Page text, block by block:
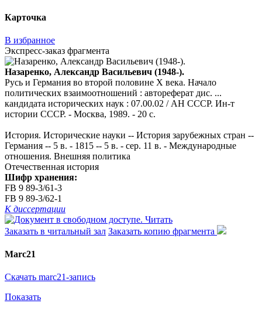
Карточка
В избранное
Экспресс-заказ фрагмента
Назаренко, Александр Васильевич (1948-).
Русь и Германия во второй половине Х века. Начало
политических взаимоотношений : автореферат дис. ...
кандидата исторических наук : 07.00.02 / АН СССР. Ин-т
истории СССР. - Москва, 1989. - 20 с.
История. Исторические науки -- История зарубежных стран --
Германия -- 5 в. - 1815 -- 5 в. - сер. 11 в. - Международные
отношения. Внешняя политика
Отечественная история
Шифр хранения:
FB 9 89-3/61-3
FB 9 89-3/62-1
К диссертации
Читать
Заказать в читальный зал Заказать копию фрагмента
Marc21
Скачать marc21-запись
Показать